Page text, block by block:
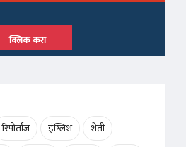
क्लिक करा
रिपोर्ताज इंग्लिश
शेती